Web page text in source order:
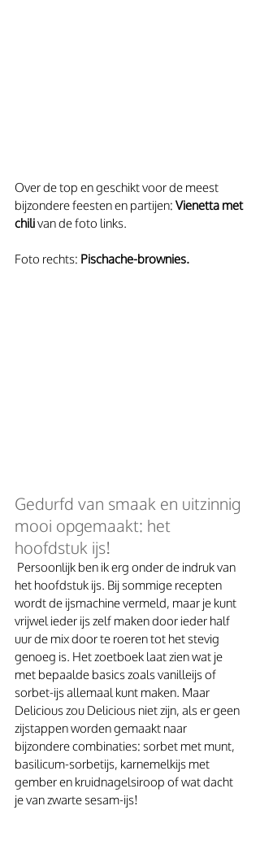
Over de top en geschikt voor de meest
bijzondere feesten en partijen: Vienetta met
chili van de foto links.
Foto rechts: Pischache-brownies.
Gedurfd van smaak en uitzinnig
mooi opgemaakt: het
hoofdstuk ijs!
het hoofdstuk ijs. Bij sommige recepten
wordt de ijsmachine vermeld, maar je kunt
vrijwel ieder ijs zelf maken door ieder half
uur de mix door te roeren tot het stevig
genoeg is. Het zoetboek laat zien wat je
met bepaalde basics zoals vanilleijs of
sorbet-ijs allemaal kunt maken. Maar
Delicious zou Delicious niet zijn, als er geen
zijstappen worden gemaakt naar
bijzondere combinaties: sorbet met munt,
basilicum-sorbetijs, karnemelkijs met
gember en kruidnagelsiroop of wat dacht
je van zwarte sesam-ijs!